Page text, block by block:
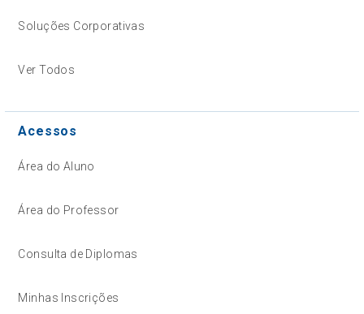
Soluções Corporativas
Ver Todos
Acessos
Área do Aluno
Área do Professor
Consulta de Diplomas
Minhas Inscrições